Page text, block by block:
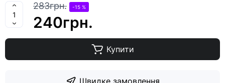
283грн. -15 %
240грн.
Купити
Швидке замовлення